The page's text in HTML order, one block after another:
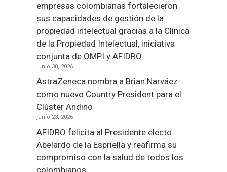
empresas colombianas fortalecieron
sus capacidades de gestión de la
propiedad intelectual gracias a la Clínica
de la Propiedad Intelectual, iniciativa
conjunta de OMPI y AFIDRO
junio 30, 2026
AstraZeneca nombra a Brian Narváez
como nuevo Country President para el
Clúster Andino
junio 23, 2026
AFIDRO felicita al Presidente electo
Abelardo de la Espriella y reafirma su
compromiso con la salud de todos los
colombianos